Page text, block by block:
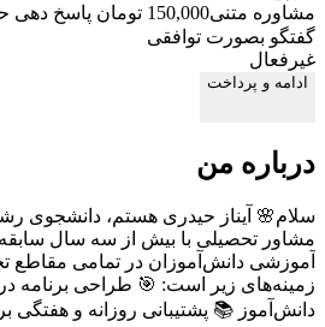
مشاوره متنی150,000 تومان پاسخ دهی حداکثر 6
گفتگو بصورت توافقی
غیرفعال
ادامه و پرداخت
درباره من
سلام🌸 آیناز حیدری هستم، دانشجوی
مشاور تحصیلی با بیش از سه سال
آموزشی دانش‌آموزان در تمامی
زمینه‌های زیر است: 🎯 طراحی برنامه
دانش‌آموز 📚 پشتیبانی روزانه و هفتگی